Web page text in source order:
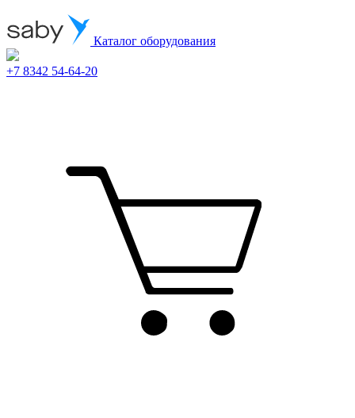
Каталог оборудования
+7 8342 54-64-20